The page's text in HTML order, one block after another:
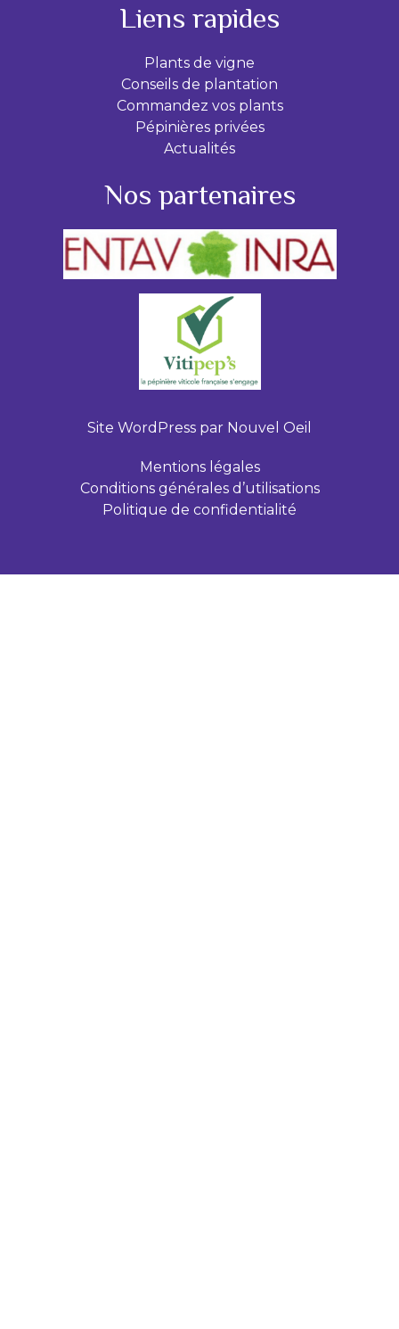
Liens rapides
Plants de vigne
Conseils de plantation
Commandez vos plants
Pépinières privées
Actualités
Nos partenaires
Site WordPress par Nouvel Oeil
Mentions légales
Conditions générales d’utilisations
Politique de confidentialité